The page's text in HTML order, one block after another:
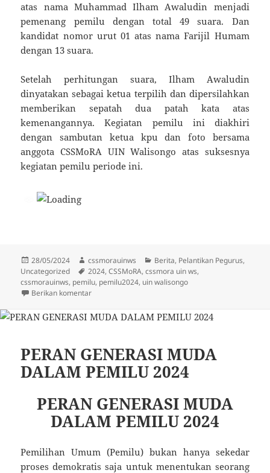
atas nama Muhammad Ilham Awaludin menjadi
pemenang pemilu dengan total 49 suara. Dan
kandidat nomor urut 01 atas nama Farijil Humam
dengan 13 suara.
Setelah perhitungan suara, Ilham Awaludin
dinyatakan sebagai ketua terpilih dan dipersilahkan
memberikan sepatah dua patah kata atas
kemenangannya. Kegiatan pemilu ini diakhiri
dengan sambutan ketua kpu dan foto bersama
anggota CSSMoRA UIN Walisongo atas suksesnya
kegiatan pemilu periode ini.
Diposkan
pada
28/05/2024 Penulis
cssmorauinws Kategori
Berita, Pelantikan Pegurus,
Uncategorized
Tag
2024,CSSMoRA,cssmora uin ws,
cssmorauinws, pemilu, pemilu2024, uin walisongo
Berikan komentaruntuk Pemilihan Ketua Umum CSSMoRA UIN
PERAN GENERASI MUDA
DALAM PEMILU 2024
PERAN GENERASI MUDA
DALAM PEMILU 2024
Pemilihan Umum (Pemilu) bukan hanya sekedar
proses demokratis saja untuk menentukan seorang